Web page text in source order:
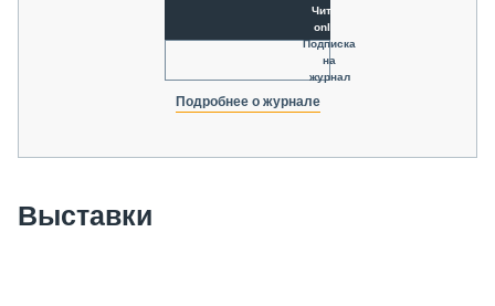
Читать
online
Подписка
на
журнал
Подробнее о журнале
Выставки